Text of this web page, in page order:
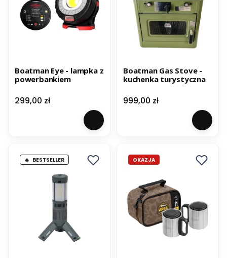
Boatman Eye - lampka z
powerbankiem
Cena
299,00 zł
Boatman Gas Stove -
kuchenka turystyczna
Cena
999,00 zł
BESTSELLER OKAZJA